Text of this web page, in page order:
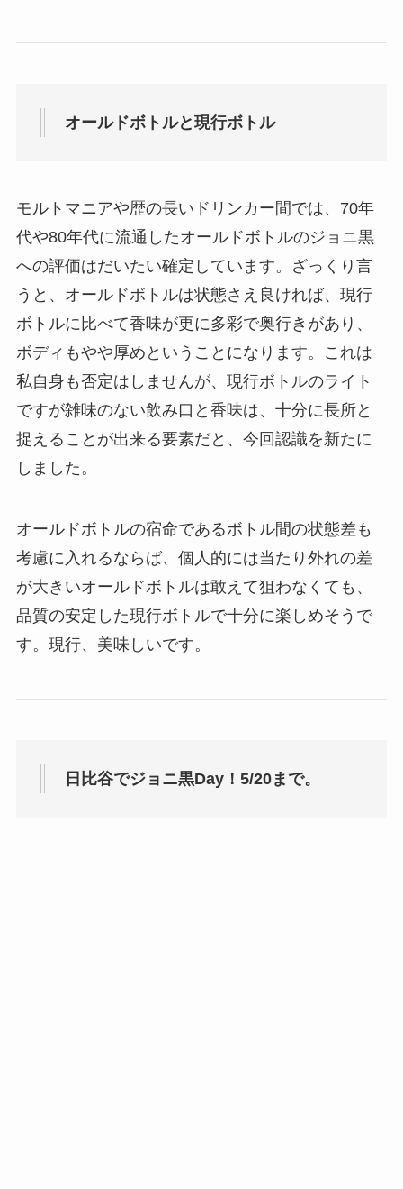
オールドボトルと現行ボトル
モルトマニアや歴の長いドリンカー間では、70年
代や80年代に流通したオールドボトルのジョニ黒
への評価はだいたい確定しています。ざっくり言
うと、オールドボトルは状態さえ良ければ、現行
ボトルに比べて香味が更に多彩で奥行きがあり、
ボディもやや厚めということになります。これは
私自身も否定はしませんが、現行ボトルのライト
ですが雑味のない飲み口と香味は、十分に長所と
捉えることが出来る要素だと、今回認識を新たに
しました。
オールドボトルの宿命であるボトル間の状態差も
考慮に入れるならば、個人的には当たり外れの差
が大きいオールドボトルは敢えて狙わなくても、
品質の安定した現行ボトルで十分に楽しめそうで
す。現行、美味しいです。
日比谷でジョニ黒Day！5/20まで。